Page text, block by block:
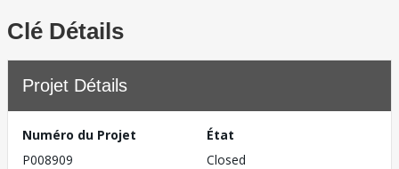
Clé Détails
Projet Détails
Numéro du Projet
P008909
État
Closed